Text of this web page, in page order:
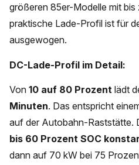
größeren 85er-Modelle mit bis
praktische Lade-Profil ist für
ausgewogen.
DC-Lade-Profil im Detail:
Von 10 auf 80 Prozent lädt
Minuten. Das entspricht
auf der Autobahn-Raststätte.
bis 60 Prozent SOC
dann auf 70 kW bei 75